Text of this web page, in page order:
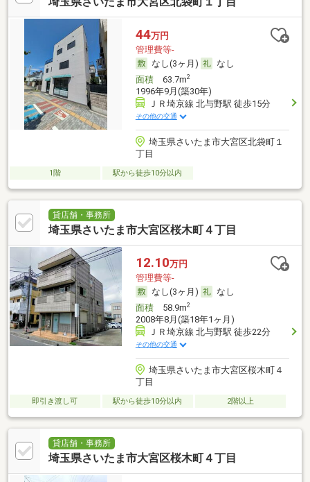
44万円
管理費等-
なし(3ヶ月)
なし
面積63.7m2
1996年9月(築30年)
ＪＲ埼京線 北与野駅 徒歩15分
その他の交通
埼玉県さいたま市大宮区北袋町１
丁目
1階 駅から徒歩10分以内
貸店舗・事務所
埼玉県さいたま市大宮区桜木町４丁目
12.10万円
管理費等-
なし(3ヶ月)
なし
面積58.9m2
2008年8月(築18年1ヶ月)
ＪＲ埼京線 北与野駅 徒歩22分
その他の交通
埼玉県さいたま市大宮区桜木町４
丁目
即引き渡し可 駅から徒歩10分以内 2階以上
貸店舗・事務所
埼玉県さいたま市大宮区桜木町４丁目